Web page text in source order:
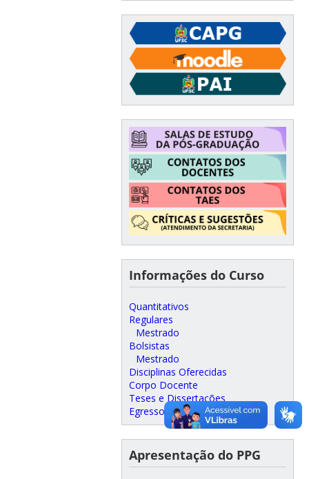
Informações do Curso
Quantitativos
Regulares
Mestrado
Bolsistas
Mestrado
Disciplinas Oferecidas
Corpo Docente
Teses e Dissertações
Egressos
Apresentação do PPG